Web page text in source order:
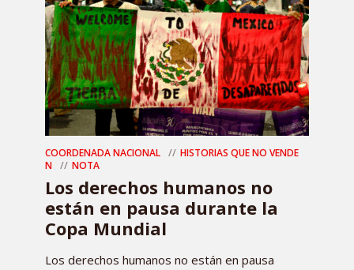
COORDENADA NACIONAL
HISTORIAS QUE NO VENDE
N
NOTA
Los derechos humanos no
están en pausa durante la
Copa Mundial
Los derechos humanos no están en pausa